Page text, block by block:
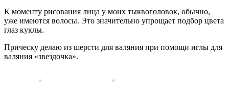
К моменту рисования лица у моих тыквоголовок, обычно,
уже имеются волосы. Это значительно упрощает подбор цвета
глаз куклы.
Прическу делаю из шерсти для валяния при помощи иглы для
валяния «звездочка».